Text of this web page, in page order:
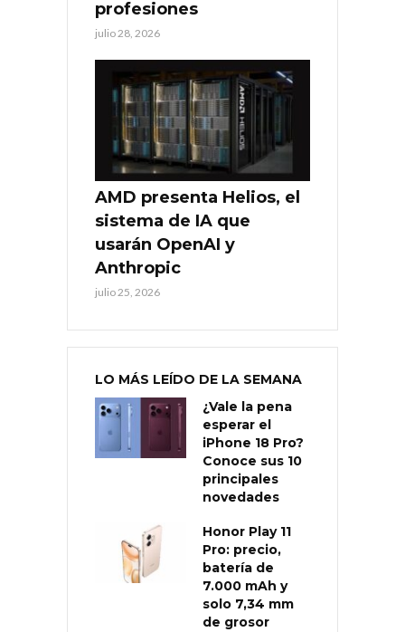
profesiones
julio 28, 2026
AMD presenta Helios, el
sistema de IA que
usarán OpenAI y
Anthropic
julio 25, 2026
LO MÁS LEÍDO DE LA SEMANA
¿Vale la pena
esperar el
iPhone 18 Pro?
Conoce sus 10
principales
novedades
Honor Play 11
Pro: precio,
batería de
7.000 mAh y
solo 7,34 mm
de grosor